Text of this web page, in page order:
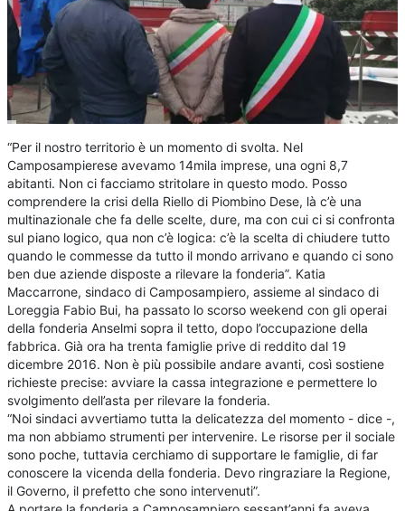
“Per il nostro territorio è un momento di svolta. Nel
Camposampierese avevamo 14mila imprese, una ogni 8,7
abitanti. Non ci facciamo stritolare in questo modo. Posso
comprendere la crisi della Riello di Piombino Dese, là c’è una
multinazionale che fa delle scelte, dure, ma con cui ci si confronta
sul piano logico, qua non c’è logica: c’è la scelta di chiudere tutto
quando le commesse da tutto il mondo arrivano e quando ci sono
ben due aziende disposte a rilevare la fonderia”. Katia
Maccarrone, sindaco di Camposampiero, assieme al sindaco di
Loreggia Fabio Bui, ha passato lo scorso weekend con gli operai
della fonderia Anselmi sopra il tetto, dopo l’occupazione della
fabbrica. Già ora ha trenta famiglie prive di reddito dal 19
dicembre 2016. Non è più possibile andare avanti, così sostiene
richieste precise: avviare la cassa integrazione e permettere lo
svolgimento dell’asta per rilevare la fonderia.
“Noi sindaci avvertiamo tutta la delicatezza del momento - dice -,
ma non abbiamo strumenti per intervenire. Le risorse per il sociale
sono poche, tuttavia cerchiamo di supportare le famiglie, di far
conoscere la vicenda della fonderia. Devo ringraziare la Regione,
il Governo, il prefetto che sono intervenuti”.